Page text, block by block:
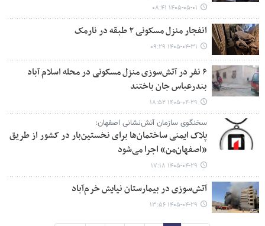
۱۴۰۵-۰۵-۰۱ ۰۸:۴۱
انفجار منزل مسکونی ۲ طبقه در نارمک
۱۴۰۵-۰۴-۳۱ ۰۹:۲۹
۶ نفر در آتش‌سوزی منزل مسکونی در محله اسلام آباد
بندرعباس جان باختند
۱۴۰۵-۰۴-۲۹ ۱۸:۵۲
سخنگوی سازمان آتش‌نشانی اصفهان:
پلاک ایمنی ساختمان‌ها برای نخستین‌بار در کشور از طریق
«اصفهان‌من» اجرا می‌شود
۱۴۰۵-۰۴-۲۹ ۱۷:۱۸
آتش‌سوزی در بیمارستان نیایش خرم‌آباد
۱۴۰۵-۰۴-۲۹ ۱۳:۵۶